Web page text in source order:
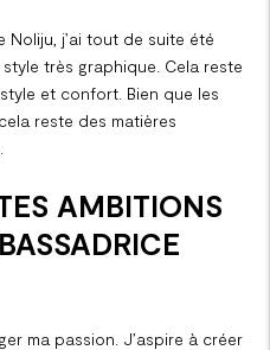
Noliju, j’ai tout de suite été
très graphique. Cela reste
et confort. Bien que les
reste des matières
AMBITIONS
ma passion. J’aspire à créer